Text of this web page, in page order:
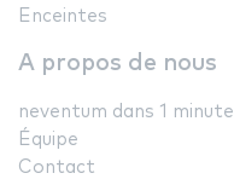
Enceintes
A propos de nous
neventum dans 1 minute
Équipe
Contact